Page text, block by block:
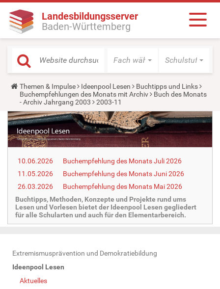
Landesbildungsserver
Baden-Württemberg
Fach wählen Schulstufe
Y
o
u
a
r
e
h
e
r
:
Themen & Impulse Ideenpool Lesen
Buchtipps und Links
Buchempfehlungen des Monats mit Archiv
Buch des Monats
- Archiv Jahrgang 2003
2003-11
10.06.2026
Buchempfehlung des Monats Juli 2026
11.05.2026
Buchempfehlung des Monats Juni 2026
26.03.2026
Buchempfehlung des Monats Mai 2026
Buchtipps, Methoden, Konzepte und Projekte rund ums
Lesen und Vorlesen bietet der Ideenpool Lesen gegliedert
für alle Schularten und auch für den Elementarbereich.
N
a
Extremismusprävention und Demokratiebildung
Ideenpool Lesen
Aktuelles